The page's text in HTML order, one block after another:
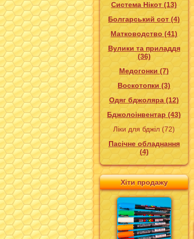
Система Нікот (13)
Болгарський сот (4)
Матководство (41)
Вулики та приладдя
(36)
Медогонки (7)
Воскотопки (3)
Одяг бджоляра (12)
Бджолоінвентар (43)
Ліки для бджіл (72)
Пасічне обладнання
(4)
Хіти продажу